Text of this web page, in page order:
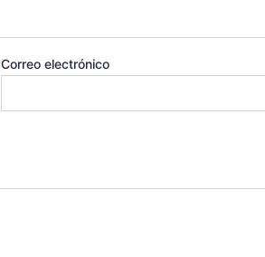
Correo electrónico